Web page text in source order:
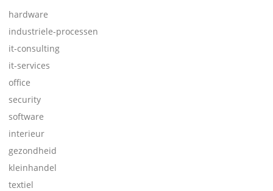
hardware
industriele-processen
it-consulting
it-services
office
security
software
interieur
gezondheid
kleinhandel
textiel